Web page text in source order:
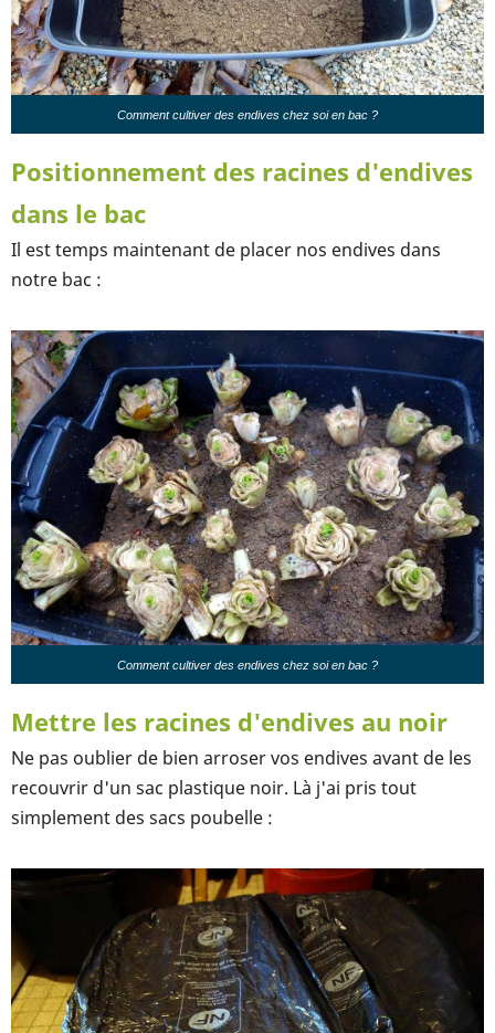
Comment cultiver des endives chez soi en bac ?
Positionnement des racines d'endives
dans le bac
Il est temps maintenant de placer nos endives dans
notre bac :
Comment cultiver des endives chez soi en bac ?
Mettre les racines d'endives au noir
Ne pas oublier de bien arroser vos endives avant de les
recouvrir d'un sac plastique noir. Là j'ai pris tout
simplement des sacs poubelle :